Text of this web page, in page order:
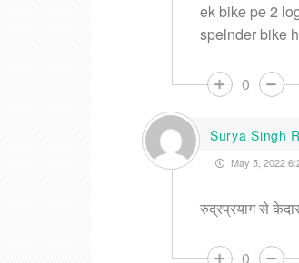
ek bike pe 2
spelnder bike
0
Surya Singh
May 5, 2022
रुद्रप्रयाग से
0